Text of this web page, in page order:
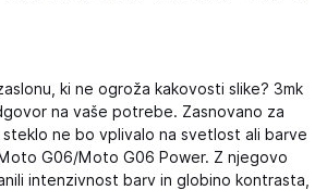
ki ne ogroža kakovosti slike? 3mk
na vaše potrebe. Zasnovano za
ne bo vplivalo na svetlost ali barve
G06/Moto G06 Power. Z njegovo
intenzivnost barv in globino kontrasta,